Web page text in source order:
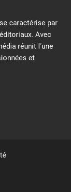
caractérise par
Avec
réunit l’une
et